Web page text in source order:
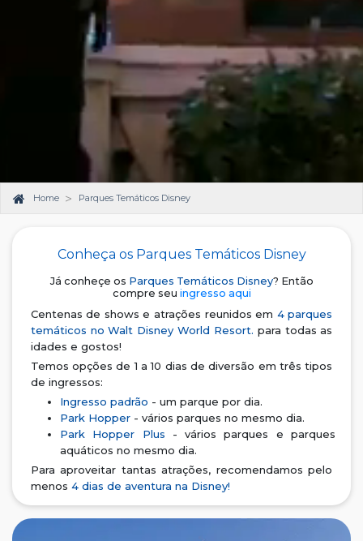
Home Parques Temáticos Disney
Conheça os Parques Temáticos Disney
Já conheçe os Parques Temáticos Disney? Então
compre seu ingresso aqui
Centenas de shows e atrações reunidos em 4 parques
temáticos no Walt Disney World Resort. para todas as
idades e gostos!
Temos opções de 1 a 10 dias de diversão em três tipos
de ingressos:
Ingresso padrão - um parque por dia.
Park Hopper- vários parques no mesmo dia.
Park Hopper Plus - vários parques e parques
aquáticos no mesmo dia.
Para aproveitar tantas atrações, recomendamos pelo
menos 4 dias de aventura na Disney!